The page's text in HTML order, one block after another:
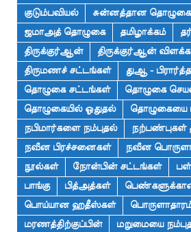
குடும்பவியல்
சுன்னத்தான
ஜமாஅத் தொழுகை
தமிழாக்கம்
திருக்குர்ஆன்
திருக்குர்ஆன்
திருமணச் சட்டங்கள்
துஆ -
தொழுகை சட்டங்கள்
தொழுகை
தொழுகையில் ஓதுதல்
தொழுகையை
நபிமார்களை நம்புதல்
நற்பண்புகள்
நவீன பிரச்சனைகள்
நவீன
நூல்கள்
நோன்பின் சட்டங்கள்
பாங்கு
பித்அத்கள்
பொய்யான ஹதீஸ்கள்
மரணத்திற்குப்பின்
மறுமையை